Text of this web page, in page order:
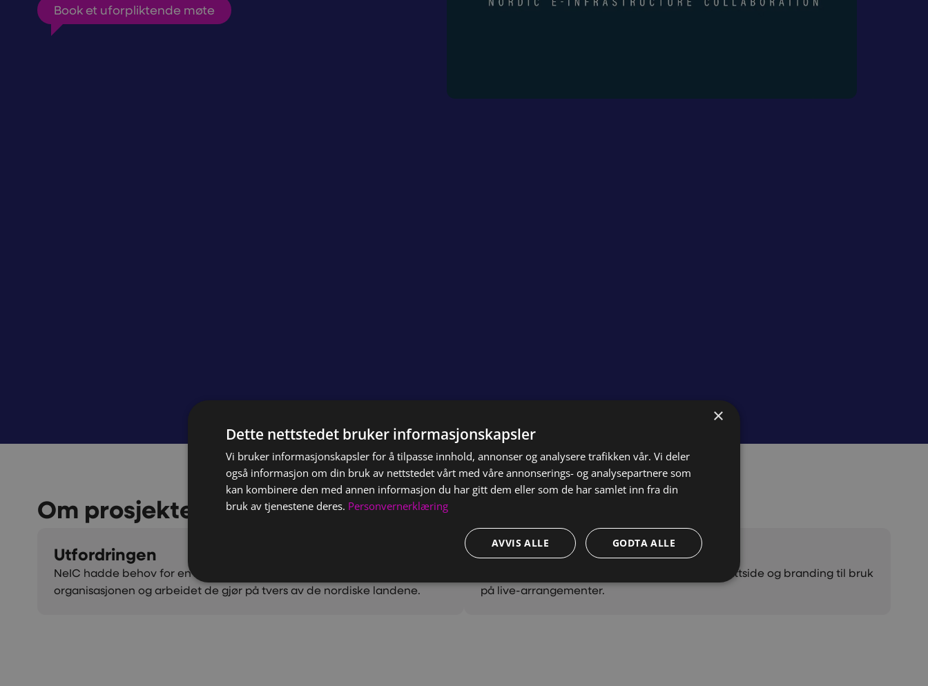
Book et uforpliktende møte
Om prosjektet
Utfordringen
NeIC hadde behov for en ny profil som kunne tydeliggjøre
organisasjonen og arbeidet de gjør på tvers av de nordiske landene.
Løsningen
Vi i Creative leverte en ny identitet, strategi, nettside og branding til bruk
på live-arrangementer.
×
Dette nettstedet bruker informasjonskapsler
Vi bruker informasjonskapsler for å tilpasse innhold, annonser og analysere trafikken vår. Vi deler
også informasjon om din bruk av nettstedet vårt med våre annonserings- og analysepartnere som
kan kombinere den med annen informasjon du har gitt dem eller som de har samlet inn fra din
bruk av tjenestene deres. Personvernerklæring
GODTA ALLE
AVVIS ALLE